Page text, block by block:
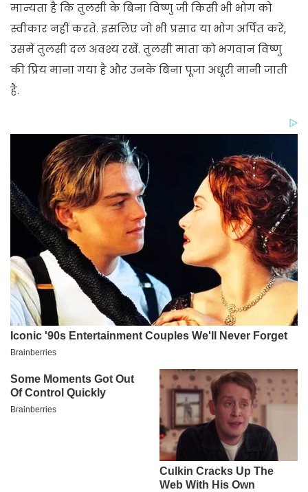
मान्यता है कि तुलसी के बिना विष्णु जी किसी भी भोग को
स्वीकार नहीं करते. इसलिए जो भी प्रसाद या भोग अर्पित करें,
उसमें तुलसी दल अवश्य रखें. तुलसी माता को भगवान विष्णु
की प्रिय माना गया है और उनके बिना पूजा अधूरी मानी जाती
है.